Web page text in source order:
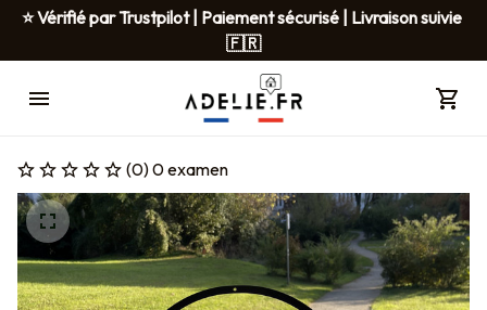
⭐ Vérifié par Trustpilot | Paiement sécurisé | Livraison suivie
🇫🇷
(0) 0 examen